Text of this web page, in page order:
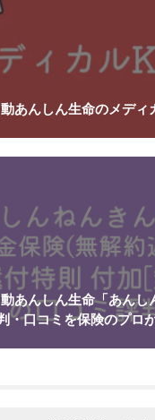
あんしん生命のメディ
あんしん生命「あんし
・口コミを保険のプロ